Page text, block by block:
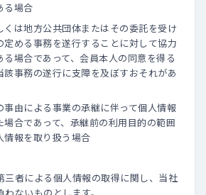
る場合
くは地方公共団体またはその委託を受け
定める事務を遂行することに対して協力
る場合であって、会員本人の同意を得る
該事務の遂行に支障を及ぼすおそれがあ
事由による事業の承継に伴って個人情報
場合であって、承継前の利用目的の範囲
情報を取り扱う場合
三者による個人情報の取得に関し、当社